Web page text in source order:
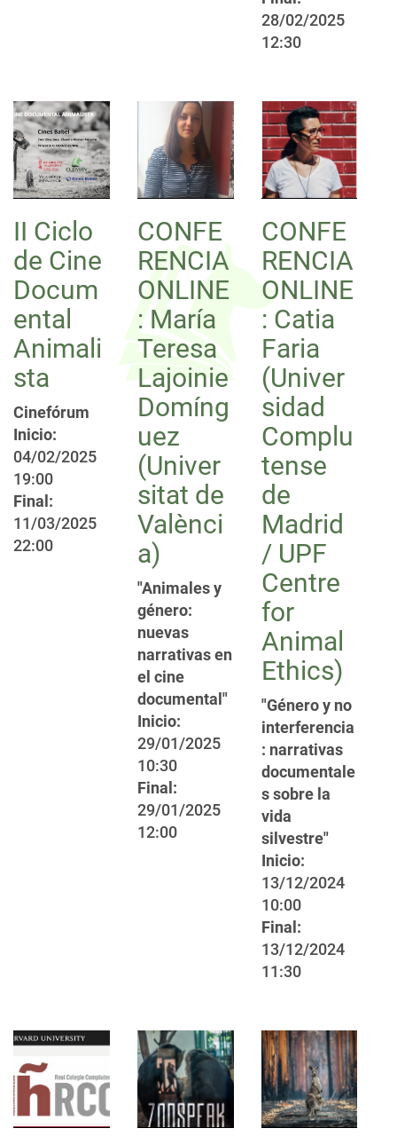
28/02/2025
12:30
II Ciclo
de Cine
Docum
ental
Animali
sta
Cinefórum
Inicio:
04/02/2025
19:00
Final:
11/03/2025
22:00
CONFE
RENCIA
ONLINE
: María
Teresa
Lajoinie
Domíng
uez
(Univer
sitat de
Valènci
a)
"Animales y
género:
nuevas
narrativas en
el cine
documental"
Inicio:
29/01/2025
10:30
Final:
29/01/2025
12:00
CONFE
RENCIA
ONLINE
: Catia
Faria
(Univer
sidad
Complu
tense
de
Madrid
/ UPF
Centre
for
Animal
Ethics)
"Género y no
interferencia
: narrativas
documentale
s sobre la
vida
silvestre"
Inicio:
13/12/2024
10:00
Final:
13/12/2024
11:30